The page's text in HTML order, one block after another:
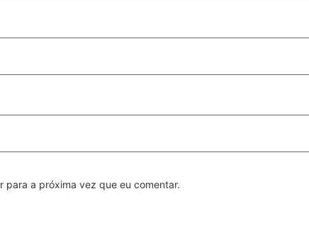
para a próxima vez que eu comentar.